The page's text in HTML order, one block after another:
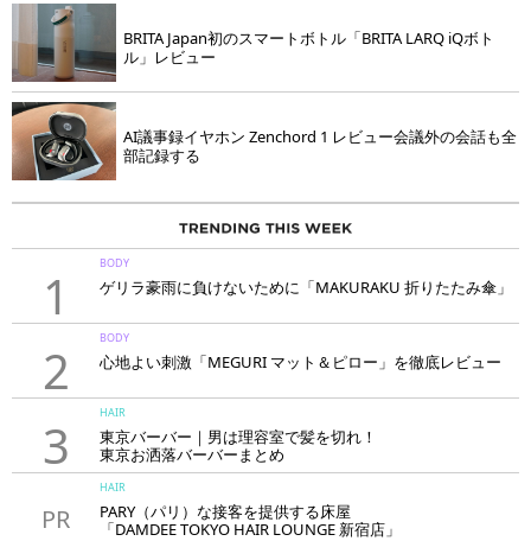
BRITA Japan初のスマートボトル「BRITA LARQ iQボト
ル」レビュー
AI議事録イヤホン Zenchord 1 レビュー会議外の会話も全
部記録する
1
BODY
ゲリラ豪雨に負けないために「MAKURAKU 折りたたみ傘」
2
BODY
心地よい刺激「MEGURI マット＆ピロー」を徹底レビュー
3
HAIR
東京バーバー｜男は理容室で髪を切れ！
東京お洒落バーバーまとめ
PR
HAIR
PARY（パリ）な接客を提供する床屋
「DAMDEE TOKYO HAIR LOUNGE 新宿店」